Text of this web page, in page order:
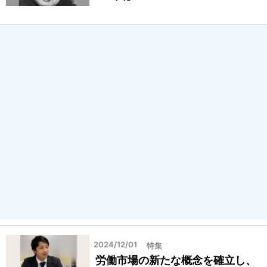
2024/12/01 特集
労働市場の新たな概念を確立し、